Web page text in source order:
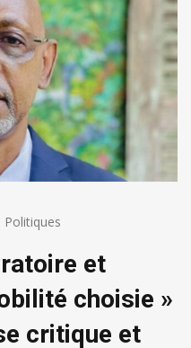
Politiques
et
choisie »
critique et